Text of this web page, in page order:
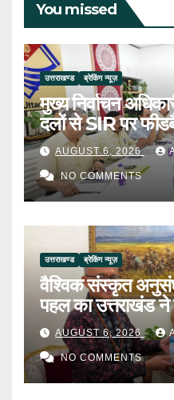
You missed
उत्तराखण्ड ब्रेकिंग न्यूज़
मुख्य निर्वाचन
दलों से SIR पर
AUGUST 6, 2026
NO COMMENTS
उत्तराखण्ड ब्रेकिंग न्यूज़
वैश्विक संस्कृत
पहल का उत्तराखंड ने
AUGUST 6, 2026
NO COMMENTS